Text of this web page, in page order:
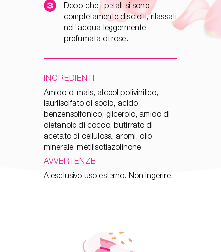
Dopo che i petali si sono
completamente disciolti, rilassati
nell'acqua leggermente
profumata di rose.
INGREDIENTI
Amido di mais, alcool polivinilico,
laurilsolfato di sodio, acido
benzensolfonico, glicerolo, amido di
dietanolo di cocco, butirrato di
acetato di cellulosa, aromi, olio
minerale, metilisotiazolinone
AVVERTENZE
A esclusivo uso esterno. Non ingerire.